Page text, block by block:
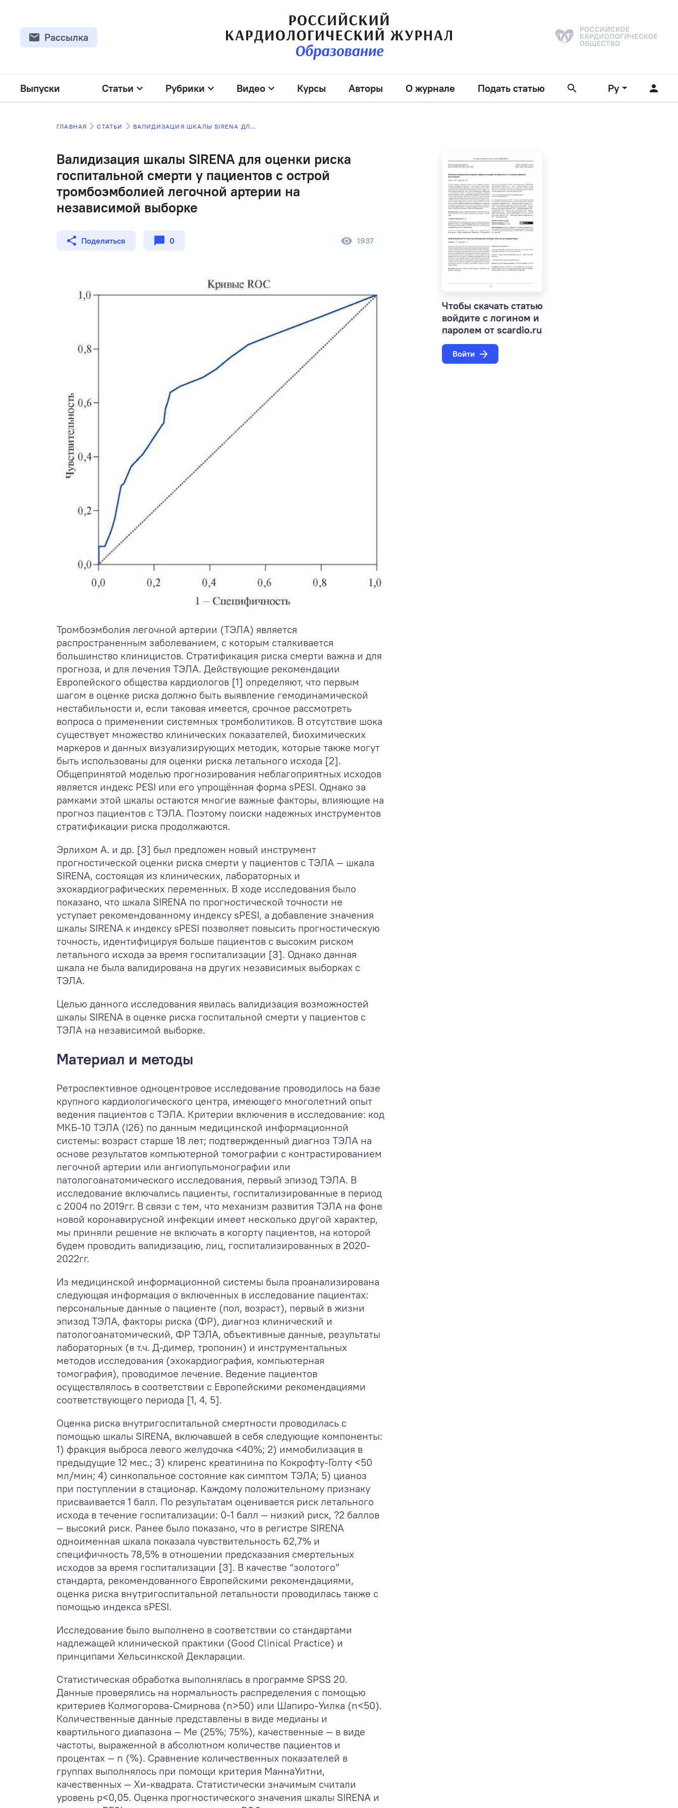
Рассылка
Выпуски Статьи Рубрики Видео Курсы Авторы О журнале Подать статью Ру
ГЛАВНАЯ СТАТЬИ ВАЛИДИЗАЦИЯ ШКАЛЫ SIRENA ДЛЯ ОЦЕНКИ РИСКА ГОСПИТАЛЬНОЙ СМЕРТИ У ПАЦИЕНТОВ С ОСТРОЙ ТРОМБОЭМБОЛИЕЙ ЛЕГОЧНОЙ АРТЕРИИ НА НЕЗАВИСИМОЙ ВЫБОРКЕ
Валидизация шкалы SIRENA для оценки риска
госпитальной смерти у пациентов с острой
тромбоэмболией легочной артерии на
независимой выборке
Поделиться 0 1937
Тромбоэмболия легочной артерии (ТЭЛА) является
распространенным заболеванием, с которым сталкивается
большинство клиницистов. Стратификация риска смерти важна и для
прогноза, и для лечения ТЭЛА. Действующие рекомендации
Европейского общества кардиологов [1] определяют, что первым
шагом в оценке риска должно быть выявление гемодинамической
нестабильности и, если таковая имеется, срочное рассмотреть
вопроса о применении системных тромболитиков. В отсутствие шока
существует множество клинических показателей, биохимических
маркеров и данных визуализирующих методик, которые также могут
быть использованы для оценки риска летального исхода [2].
Общепринятой моделью прогнозирования неблагоприятных исходов
является индекс PESI или его упрощённая форма sPESI. Однако за
рамками этой шкалы остаются многие важные факторы, влияющие на
прогноз пациентов с ТЭЛА. Поэтому поиски надежных инструментов
стратификации риска продолжаются.
Эрлихом А. и др. [3] был предложен новый инструмент
прогностической оценки риска смерти у пациентов с ТЭЛА — шкала
SIRENA, состоящая из клинических, лабораторных и
эхокардиографических переменных. В ходе исследования было
показано, что шкала SIRENA по прогностической точности не
уступает рекомендованному индексу sPESI, а добавление значения
шкалы SIRENA к индексу sPESI позволяет повысить прогностическую
точность, идентифицируя больше пациентов с высоким риском
летального исхода за время госпитализации [3]. Однако данная
шкала не была валидирована на других независимых выборках с
ТЭЛА.
Целью данного исследования явилась валидизация возможностей
шкалы SIRENA в оценке риска госпитальной смерти у пациентов с
ТЭЛА на независимой выборке.
Материал и методы
Ретроспективное одноцентровое исследование проводилось на базе
крупного кардиологического центра, имеющего многолетний опыт
ведения пациентов с ТЭЛА. Критерии включения в исследование: код
МКБ-10 ТЭЛА (I26) по данным медицинской информационной
системы: возраст старше 18 лет; подтвержденный диагноз ТЭЛА на
основе результатов компьютерной томографии с контрастированием
легочной артерии или ангиопульмонографии или
патологоанатомического исследования, первый эпизод ТЭЛА. В
исследование включались пациенты, госпитализированные в период
с 2004 по 2019гг. В связи с тем, что механизм развития ТЭЛА на фоне
новой коронавирусной инфекции имеет несколько другой характер,
мы приняли решение не включать в когорту пациентов, на которой
будем проводить валидизацию, лиц, госпитализированных в 2020-
2022гг.
Из медицинской информационной системы была проанализирована
следующая информация о включенных в исследование пациентах:
персональные данные о пациенте (пол, возраст), первый в жизни
эпизод ТЭЛА, факторы риска (ФР), диагноз клинический и
патологоанатомический, ФР ТЭЛА, объективные данные, результаты
лабораторных (в т.ч. Д-димер, тропонин) и инструментальных
методов исследования (эхокардиография, компьютерная
томография), проводимое лечение. Ведение пациентов
осуществлялось в соответствии с Европейскими рекомендациями
соответствующего периода [1, 4, 5].
Оценка риска внутригоспитальной смертности проводилась с
помощью шкалы SIRENA, включавшей в себя следующие компоненты:
1) фракция выброса левого желудочка <40%; 2) иммобилизация в
предыдущие 12 мес.; 3) клиренс креатинина по Кокрофту-Голту <50
мл/мин; 4) синкопальное состояние как симптом ТЭЛА; 5) цианоз
при поступлении в стационар. Каждому положительному признаку
присваивается 1 балл. По результатам оценивается риск летального
исхода в течение госпитализации: 0-1 балл — низкий риск, ?2 баллов
— высокий риск. Ранее было показано, что в регистре SIRENA
одноименная шкала показала чувствительность 62,7% и
специфичность 78,5% в отношении предсказания смертельных
исходов за время госпитализации [3]. В качестве “золотого”
стандарта, рекомендованного Европейскими рекомендациями,
оценка риска внутригоспитальной летальности проводилась также с
помощью индекса sPESI.
Исследование было выполнено в соответствии со стандартами
надлежащей клинической практики (Good Clinical Practice) и
принципами Хельсинкской Декларации.
Статистическая обработка выполнялась в программе SPSS 20.
Данные проверялись на нормальность распределения с помощью
критериев Колмогорова-Смирнова (n>50) или Шапиро-Уилка (n<50).
Количественные данные представлены в виде медианы и
квартильного диапазона — Ме (25%; 75%), качественные — в виде
частоты, выраженной в абсолютном количестве пациентов и
процентах — n (%). Сравнение количественных показателей в
группах выполнялось при помощи критерия МаннаУитни,
качественных — Хи-квадрата. Статистически значимым считали
уровень p<0,05. Оценка прогностического значения шкалы SIRENA и
Чтобы скачать статью
войдите с логином и
паролем от scardio.ru
Войти